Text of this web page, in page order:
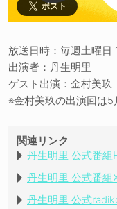
ポスト
放送日時：毎週土曜日
出演者：丹生明里
ゲスト出演：金村美玖
※金村美玖の出演回は
関連リンク
丹生明里 公式番組
丹生明里 公式番組
丹生明里 公式